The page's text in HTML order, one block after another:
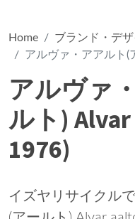
Home
ブランド・デ
アルヴァ・アアルト(
アルヴァ
ルト)
1976)
イズヤリサイクル